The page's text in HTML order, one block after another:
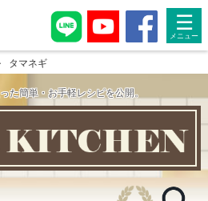
taxonomy.php
taxonomy.php
☰
タマネギ
た簡単・お手軽レシピを公開。